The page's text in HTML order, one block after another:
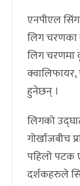
एनपीएल
लिग
लिग
हुनेछन् ।
लिगको
गोर्खाजबीच
पहिलो
दर्शकहरुले